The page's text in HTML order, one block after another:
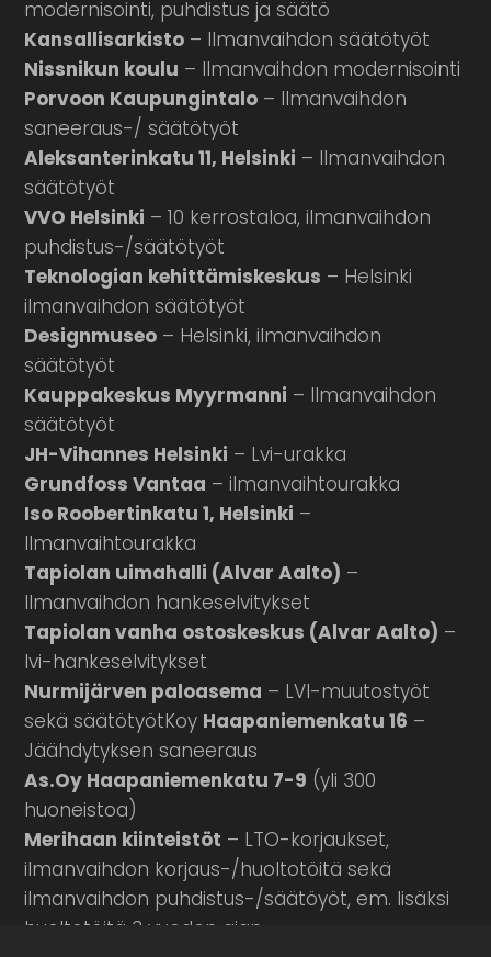
modernisointi, puhdistus ja säätö
Kansallisarkisto – Ilmanvaihdon säätötyöt
Nissnikun koulu – Ilmanvaihdon modernisointi
Porvoon Kaupungintalo – Ilmanvaihdon
saneeraus-/ säätötyöt
Aleksanterinkatu 11, Helsinki – Ilmanvaihdon
säätötyöt
VVO Helsinki – 10 kerrostaloa, ilmanvaihdon
puhdistus-/säätötyöt
Teknologian kehittämiskeskus – Helsinki
ilmanvaihdon säätötyöt
Designmuseo – Helsinki, ilmanvaihdon
säätötyöt
Kauppakeskus Myyrmanni – Ilmanvaihdon
säätötyöt
JH-Vihannes Helsinki – Lvi-urakka
Grundfoss Vantaa – ilmanvaihtourakka
Iso Roobertinkatu 1, Helsinki –
Ilmanvaihtourakka
Tapiolan uimahalli (Alvar Aalto) –
Ilmanvaihdon hankeselvitykset
Tapiolan vanha ostoskeskus (Alvar Aalto) –
lvi-hankeselvitykset
Nurmijärven paloasema – LVI-muutostyöt
sekä säätötyötKoy Haapaniemenkatu 16 –
Jäähdytyksen saneeraus
As.Oy Haapaniemenkatu 7-9 (yli 300
huoneistoa)
Merihaan kiinteistöt – LTO-korjaukset,
ilmanvaihdon korjaus-/huoltotöitä sekä
ilmanvaihdon puhdistus-/säätöyöt, em. lisäksi
huoltotöitä 3 vuoden ajan